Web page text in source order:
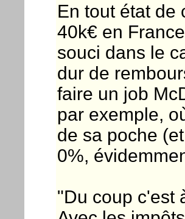
En tout état de
40k€ en
souci dans le
dur de
faire un job
par exemple,
de sa poche
0%,
"Du coup c'est